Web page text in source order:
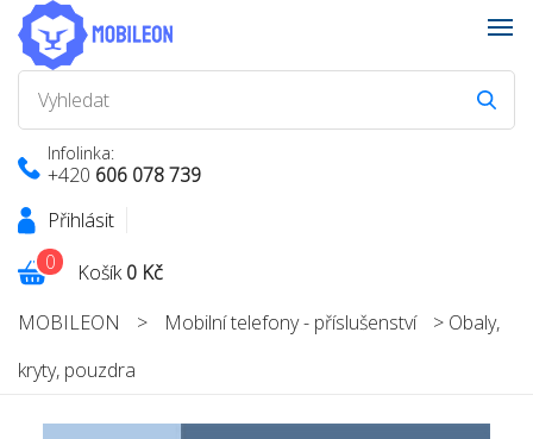
Infolinka:
+420 606 078 739
Přihlásit
Košík0 Kč
0
MOBILEON > Mobilní telefony - příslušenství > Obaly,
kryty, pouzdra